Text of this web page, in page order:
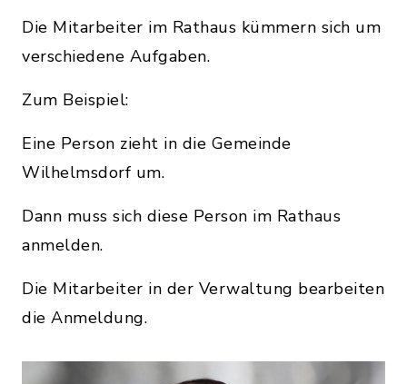
Die Mitarbeiter im Rathaus kümmern sich um
verschiedene Aufgaben.
Zum Beispiel:
Eine Person zieht in die Gemeinde
Wilhelmsdorf um.
Dann muss sich diese Person im Rathaus
anmelden.
Die Mitarbeiter in der Verwaltung bearbeiten
die Anmeldung.